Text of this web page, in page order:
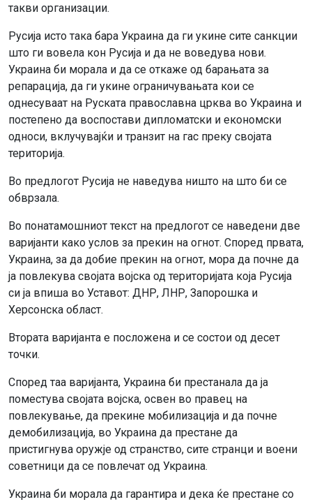
такви организации.
Русија исто така бара Украина да ги укине сите санкции
што ги вовела кон Русија и да не воведува нови.
Украина би морала и да се откаже од барањата за
репарација, да ги укине ограничувањата кои се
однесуваат на Руската православна црква во Украина и
постепено да воспостави дипломатски и економски
односи, вклучувајќи и транзит на гас преку својата
територија.
Во предлогот Русија не наведува ништо на што би се
обврзала.
Во понатамошниот текст на предлогот се наведени две
варијанти како услов за прекин на огнот. Според првата,
Украина, за да добие прекин на огнот, мора да почне да
ја повлекува својата војска од територијата која Русија
си ја впиша во Уставот: ДНР, ЛНР, Запорошка и
Херсонска област.
Втората варијанта е посложена и се состои од десет
точки.
Според таа варијанта, Украина би престанала да ја
поместува својата војска, освен во правец на
повлекување, да прекине мобилизација и да почне
демобилизација, во Украина да престане да
пристигнува оружје од странство, сите странци и воени
советници да се повлечат од Украина.
Украина би морала да гарантира и дека ќе престане со